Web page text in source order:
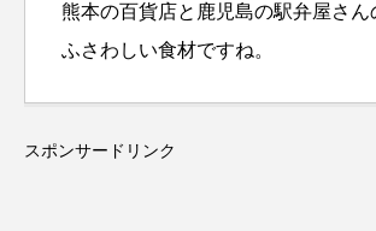
熊本の百貨店と鹿児島の駅弁屋さん
ふさわしい食材ですね。
スポンサードリンク